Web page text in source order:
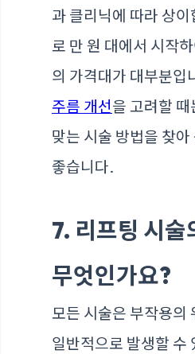
과 클리닉에 따라 상
로 만 원 대에서 시작
의 가격대가 대부분입
주름 개선을 고려할 때
맞는 시술 방법을 찾아
좋습니다.
7. 리프팅 시술
무엇인가요?
모든 시술은 부작용의
일반적으로 발생할 수